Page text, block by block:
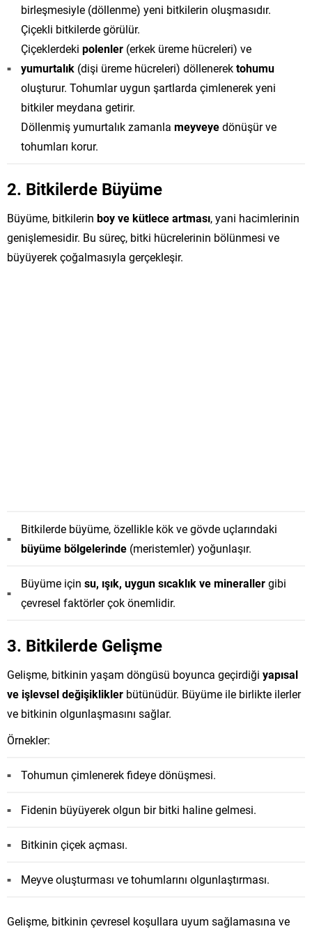
birleşmesiyle (döllenme) yeni bitkilerin oluşmasıdır.
Çiçekli bitkilerde görülür.
Çiçeklerdeki polenler (erkek üreme hücreleri) ve
yumurtalık (dişi üreme hücreleri) döllenerektohumu
oluşturur. Tohumlar uygun şartlarda çimlenerek yeni
bitkiler meydana getirir.
Döllenmiş yumurtalık zamanla meyveyedönüşür ve
tohumları korur.
2. Bitkilerde Büyüme
Büyüme, bitkilerin boy ve kütlece artması, yani hacimlerinin
genişlemesidir. Bu süreç, bitki hücrelerinin bölünmesi ve
büyüyerek çoğalmasıyla gerçekleşir.
Bitkilerde büyüme, özellikle kök ve gövde uçlarındaki
büyüme bölgelerinde (meristemler) yoğunlaşır.
Büyüme için su, ışık, uygun sıcaklık ve minerallergibi
çevresel faktörler çok önemlidir.
3. Bitkilerde Gelişme
Gelişme, bitkinin yaşam döngüsü boyunca geçirdiği yapısal
ve işlevsel değişiklikler bütünüdür. Büyüme ile birlikte ilerler
ve bitkinin olgunlaşmasını sağlar.
Örnekler:
Tohumun çimlenerek fideye dönüşmesi.
Fidenin büyüyerek olgun bir bitki haline gelmesi.
Bitkinin çiçek açması.
Meyve oluşturması ve tohumlarını olgunlaştırması.
Gelişme, bitkinin çevresel koşullara uyum sağlamasına ve